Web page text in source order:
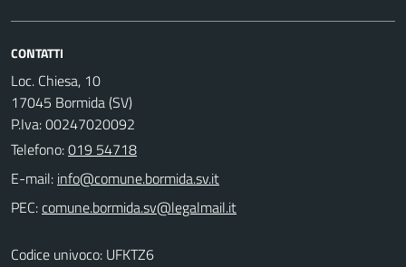
CONTATTI
Loc. Chiesa, 10
17045 Bormida (SV)
P.Iva: 00247020092
Telefono:019 54718
E-mail:
PEC:
Codice univoco: UFKTZ6